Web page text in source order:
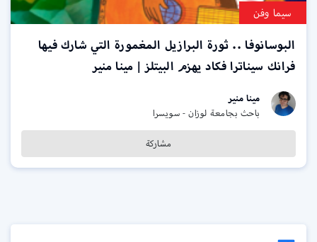
سيما وفن
البوسانوفا .. ثورة البرازيل المغمورة التي شارك فيها
فرانك سيناترا فكاد يهزم البيتلز | مينا منير
مينا منير
باحث بجامعة لوزان - سويسرا
مشاركة